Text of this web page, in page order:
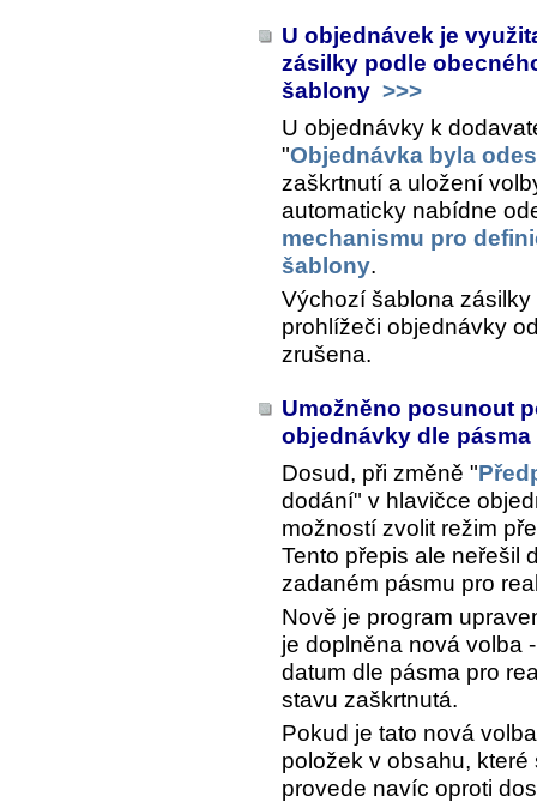
U objednávek je
zásilky podle
šablony >>>
U objednávky k
"Objednávka byla
zaškrtnutí a uložení
automaticky nabídne
mechanismu pro
šablony.
Výchozí šablona
prohlížeči objednávky
zrušena.
Umožněno posunout
objednávky dle
Dosud, při změně "
dodání" v hlavičce
možností zvolit režim
Tento přepis ale neřešil
zadaném pásmu pro
Nově je program
je doplněna nová volba
datum dle pásma pro
stavu zaškrtnutá.
Pokud je tato nová
položek v obsahu,
provede navíc oproti